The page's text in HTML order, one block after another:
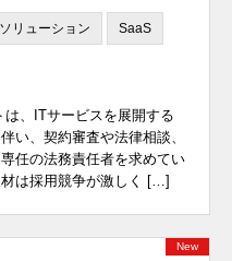
リューション SaaS
、ITサービスを展開する
い、契約審査や法律相談、
任の法務責任者を求めてい
は採用競争が激しく […]
New